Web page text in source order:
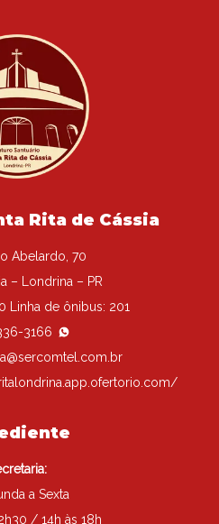
Rita de Cássia
Abelardo, 70
– Londrina – PR
Linha de ônibus: 201
3166
a Sexta
/ 14h às 18h